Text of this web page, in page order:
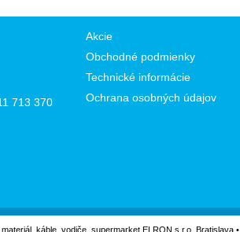
713 370
Akcie
Obchodné podmienky
Technické informácie
Ochrana osobných údajov
káble, vodiče, supermarket ELRON s.r.o. Bratislava •